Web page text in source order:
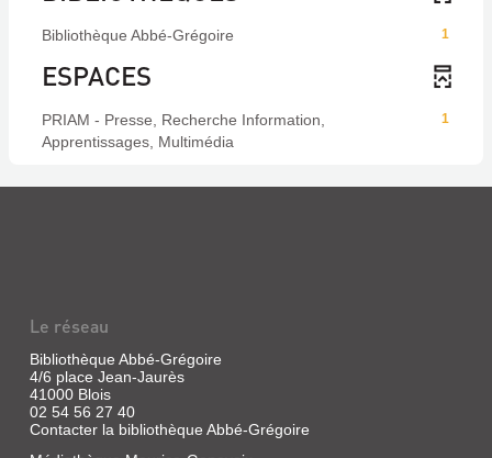
1
Bibliothèque Abbé-Grégoire
ESPACES
1
PRIAM - Presse, Recherche Information,
Apprentissages, Multimédia
Le réseau
Bibliothèque Abbé-Grégoire
4/6 place Jean-Jaurès
41000 Blois
02 54 56 27 40
Contacter la bibliothèque Abbé-Grégoire